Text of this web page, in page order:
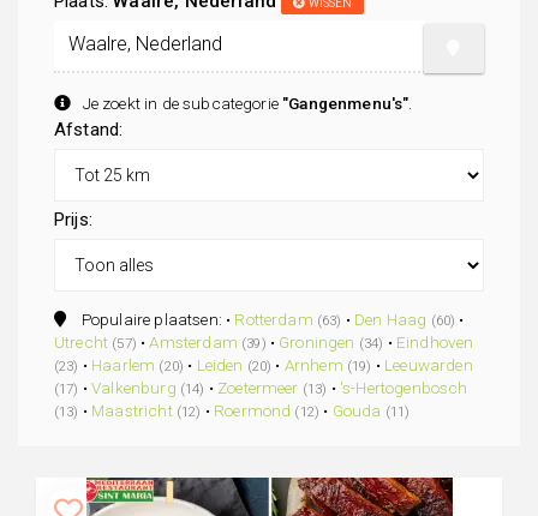
Je zoekt in de subcategorie "Gangenmenu's"
Afstand:
Prijs:
Populaire plaatsen: • Rotterdam (63) • Den Haag (60) •
Utrecht (57) •Amsterdam (39) • Groningen (34) • Eindhoven
(23) • Haarlem (20) • Leiden (20) • Arnhem (19) • Leeuwarden
(17) •Valkenburg (14) • Zoetermeer (13) • 's-Hertogenbosch
(13) • Maastricht (12) • Roermond (12) • Gouda (11)